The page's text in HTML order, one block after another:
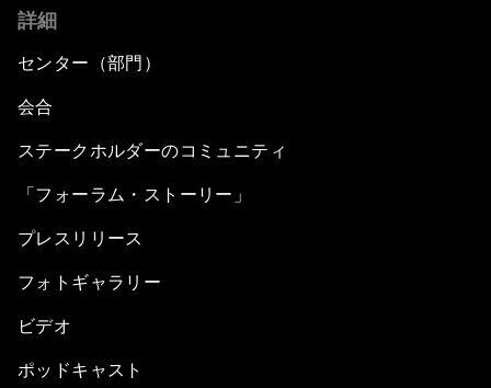
詳細
センター（部門）
会合
ステークホルダーのコミュニティ
「フォーラム・ストーリー」
プレスリリース
フォトギャラリー
ビデオ
ポッドキャスト